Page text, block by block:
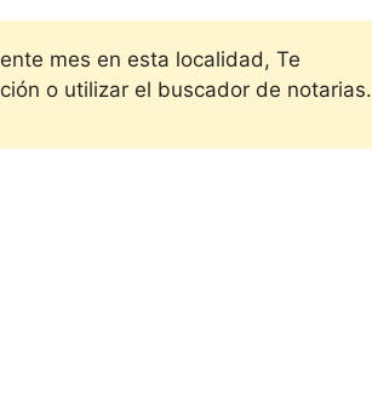
mes en esta localidad, Te
o utilizar el buscador de notarias.